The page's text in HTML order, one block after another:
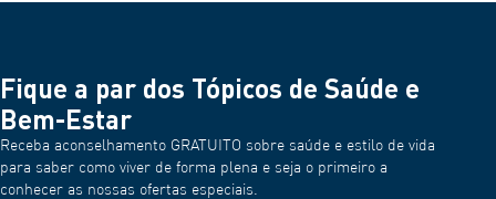
Estes modelos são fornecidos com punhos de tamanho
médio, normalmente para circunferências do braço entre
22-32 cm.
Para quem tem um perímetro do braço entre 32 cm e 42 cm,
recomendamos-te os modelos com o sinal "+" (mais).
Fique a par dos Tópicos de Saúde e
Bem-Estar
Receba aconselhamento GRATUITO sobre saúde e estilo de vida
para saber como viver de forma plena e seja o primeiro a
conhecer as nossas ofertas especiais.